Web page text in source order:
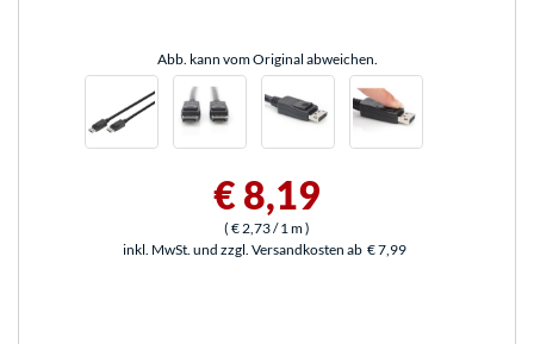
Abb. kann vom Original abweichen.
€ 8,19
( € 2,73/ 1 m)
inkl. MwSt. und zzgl. Versandkosten ab € 7,99